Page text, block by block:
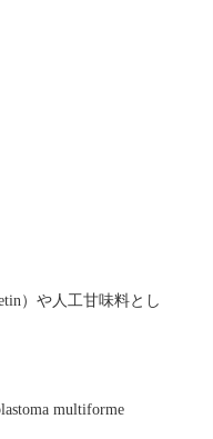
）や人工甘味料とし
multiforme